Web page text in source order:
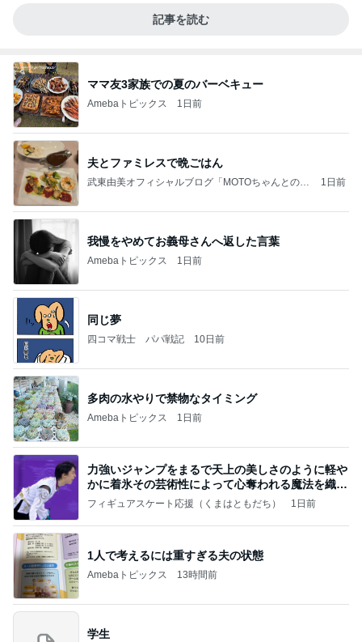
記事を読む
ママ友3家族での夏のバーベキュー
Amebaトピックス 1日前
夫とファミレスで晩ごはん
武東由美オフィシャルブログ「MOTOちゃんとのは
1日前
我慢をやめてお義母さんへ返した言葉
Amebaトピックス 1日前
同じ夢
四コマ戦士 パパ戦記 10日前
多肉の水やりで禁物なタイミング
Amebaトピックス 1日前
力強いジャンプをまるで天上の美しさのように軽や
かに着氷その芸術性によって心奪われる魔法を織り
なす
フィギュアスケート応援（くまはともだち） 1日前
1人で考えるには重すぎる夫の状態
Amebaトピックス 13時間前
学生